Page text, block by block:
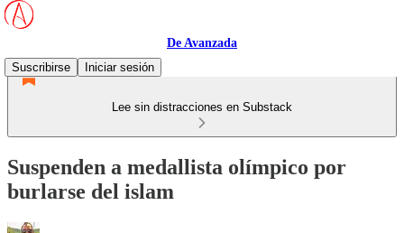
De Avanzada
Suscribirse
Iniciar sesión
Lee sin distracciones en Substack
Suspenden a medallista olímpico por
burlarse del islam